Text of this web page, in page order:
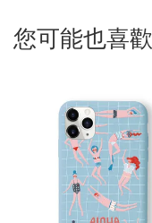
您可能也喜歡